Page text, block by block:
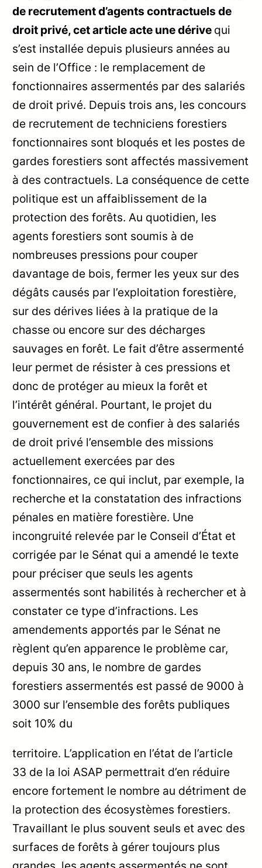
de recrutement d’agents contractuels de
droit privé, cet article acte une dérive qui
s’est installée depuis plusieurs années au
sein de l’Office : le remplacement de
fonctionnaires assermentés par des salariés
de droit privé. Depuis trois ans, les concours
de recrutement de techniciens forestiers
fonctionnaires sont bloqués et les postes de
gardes forestiers sont affectés massivement
à des contractuels. La conséquence de cette
politique est un affaiblissement de la
protection des forêts. Au quotidien, les
agents forestiers sont soumis à de
nombreuses pressions pour couper
davantage de bois, fermer les yeux sur des
dégâts causés par l’exploitation forestière,
sur des dérives liées à la pratique de la
chasse ou encore sur des décharges
sauvages en forêt. Le fait d’être assermenté
leur permet de résister à ces pressions et
donc de protéger au mieux la forêt et
l’intérêt général. Pourtant, le projet du
gouvernement est de confier à des salariés
de droit privé l’ensemble des missions
actuellement exercées par des
fonctionnaires, ce qui inclut, par exemple, la
recherche et la constatation des infractions
pénales en matière forestière. Une
incongruité relevée par le Conseil d’État et
corrigée par le Sénat qui a amendé le texte
pour préciser que seuls les agents
assermentés sont habilités à rechercher et à
constater ce type d’infractions. Les
amendements apportés par le Sénat ne
règlent qu’en apparence le problème car,
depuis 30 ans, le nombre de gardes
forestiers assermentés est passé de 9000 à
3000 sur l’ensemble des forêts publiques
soit 10% du
territoire. L’application en l’état de l’article
33 de la loi ASAP permettrait d’en réduire
encore fortement le nombre au détriment de
la protection des écosystèmes forestiers.
Travaillant le plus souvent seuls et avec des
surfaces de forêts à gérer toujours plus